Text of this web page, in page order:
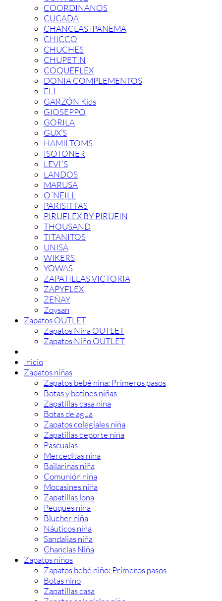
COORDINANOS
CUCADA
CHANCLAS IPANEMA
CHICCO
CHUCHES
CHUPETIN
COQUEFLEX
DONIA COMPLEMENTOS
ELI
GARZÓN Kids
GIOSEPPO
GORILA
GUX’S
HAMILTOMS
ISOTONER
LEVI´S
LANDOS
MARUSA
O´NEILL
PARISITTAS
PIRUFLEX BY PIRUFIN
THOUSAND
TITANITOS
UNISA
WIKERS
YOWAS
ZAPATILLAS VICTORIA
ZAPYFLEX
ZEÑAY
Zoysan
Zapatos OUTLET
Zapatos Niña OUTLET
Zapatos Niño OUTLET
Inicio
Zapatos niñas
Zapatos bebé niña: Primeros pasos
Botas y botines niñas
Zapatillas casa niña
Botas de agua
Zapatos colegiales niña
Zapatillas deporte niña
Pascualas
Merceditas niña
Bailarinas niña
Comunión niña
Mocasines niña
Zapatillas lona
Peuques niña
Blucher niña
Náuticos niña
Sandalias niña
Chanclas Niña
Zapatos niños
Zapatos bebé niño: Primeros pasos
Botas niño
Zapatillas casa